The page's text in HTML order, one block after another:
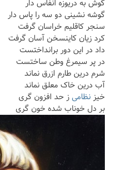
گوش به دریوزه انفاس دار
گوشه نشینی دو سه را پاس دار
سنجر کاقلیم خراسان گرفت
کرد زیان کاینسخن آسان گرفت
داد در این دور برانداختست
در پر سیمرغ وطن ساختست
شرم درین طارم ازرق نماند
آب درین خاک معلق نماند
خیزنظامی ز حد افزون گری
بر دل خوناب شده خون گری